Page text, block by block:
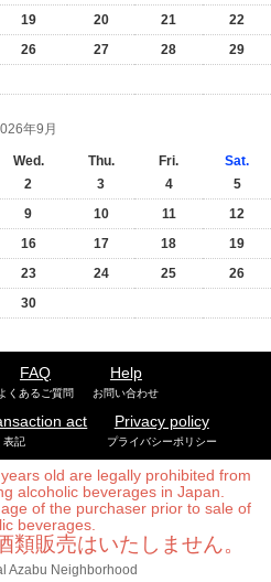
19 20 21
22
26 27 28
29
年9月
Wed. Thu. Fri.
Sat.
2 3 4
5
9 10 11
12
16 17 18
19
23 24 25
26
30
FAQ
よくあるご質問
Help
お問い合わせ
act
表記
Privacy policy
プライバシーポリシー
old are legally prohibited from
alcoholic beverages in Japan.
of the purchaser prior to sale of
beverages.
類販売はいたしません。
Azabu Neighborhood